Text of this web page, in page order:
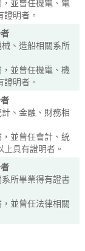
並曾任機電、電
明者。
、造船相關系所
並曾任機電、機
明者。
、金融、財務相
並曾任會計、統
具有證明者。
所畢業得有證書
並曾任法律相關